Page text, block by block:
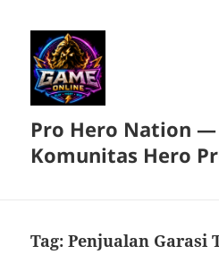
Pro Hero Nation —
Komunitas Hero
Tag:Penjualan Garasi